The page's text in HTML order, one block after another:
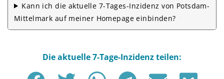
Kann ich die aktuelle 7-Tages-Inzidenz von Potsdam-
Mittelmark auf meiner Homepage einbinden?